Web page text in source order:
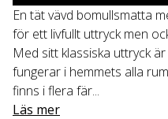
En tät vävd bomullsmatta
för ett livfullt uttryck men
Med sitt klassiska uttryck
fungerar i hemmets alla
finns i flera fär...
Läs mer